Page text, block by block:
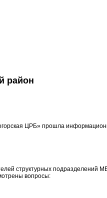
район
ЦРБ» прошла
структурных
вопросы: